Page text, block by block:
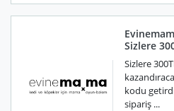
Sizlere
Sizlere
kodu
sipariş ...